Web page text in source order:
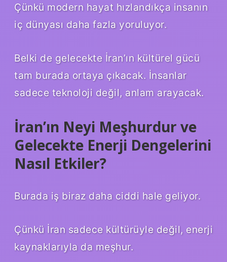
Çünkü modern hayat hızlandıkça insanın
iç dünyası daha fazla yoruluyor.
Belki de gelecekte İran’ın kültürel gücü
tam burada ortaya çıkacak. İnsanlar
sadece teknoloji değil, anlam arayacak.
İran’ın Neyi Meşhurdur ve
Gelecekte Enerji Dengelerini
Nasıl Etkiler?
Burada iş biraz daha ciddi hale geliyor.
Çünkü İran sadece kültürüyle değil, enerji
kaynaklarıyla da meşhur.